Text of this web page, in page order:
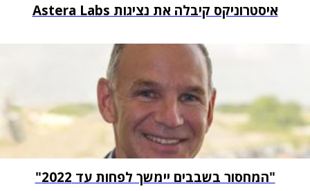
איסטרוניקס קיבלה את נציגות Astera Labs
"המחסור בשבבים יימשך לפחות עד 2022"